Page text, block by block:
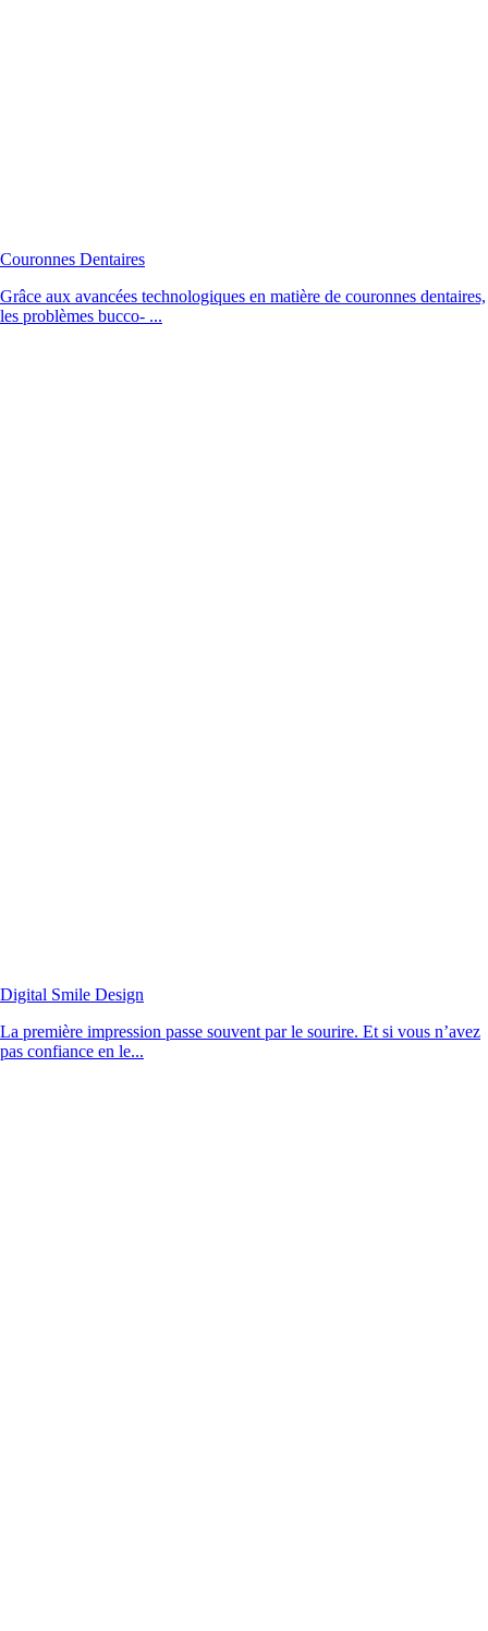
Couronnes Dentaires
Grâce aux avancées technologiques en matière de couronnes dentaires,
les problèmes bucco- ...
Digital Smile Design
La première impression passe souvent par le sourire. Et si vous n’avez
pas confiance en le...